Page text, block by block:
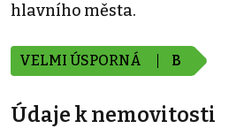
hlavního města.
VELMI ÚSPORNÁ B
Údaje k nemovitosti